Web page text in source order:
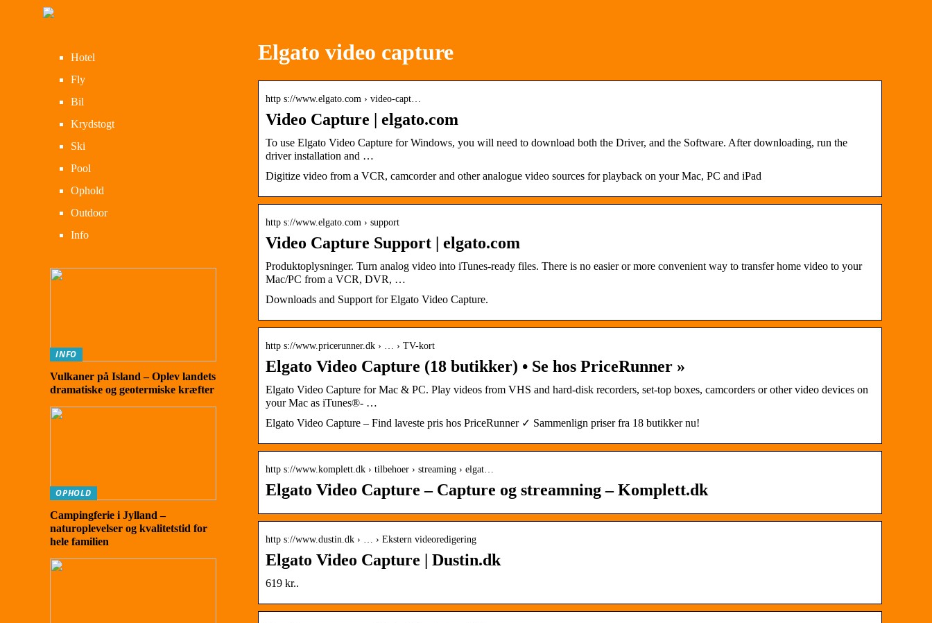
Elgato video capture
http s://www.elgato.com › video-capt…
Video Capture | elgato.com
To use Elgato Video Capture for Windows, you will need to download both the Driver, and the Software. After downloading, run the
driver installation and …
Digitize video from a VCR, camcorder and other analogue video sources for playback on your Mac, PC and iPad
http s://www.elgato.com › support
Video Capture Support | elgato.com
Produktoplysninger. Turn analog video into iTunes-ready files. There is no easier or more convenient way to transfer home video to your
Mac/PC from a VCR, DVR, …
Downloads and Support for Elgato Video Capture.
http s://www.pricerunner.dk › … › TV-kort
Elgato Video Capture (18 butikker) • Se hos PriceRunner »
Elgato Video Capture for Mac & PC. Play videos from VHS and hard-disk recorders, set-top boxes, camcorders or other video devices on
your Mac as iTunes®- …
Elgato Video Capture – Find laveste pris hos PriceRunner ✓ Sammenlign priser fra 18 butikker nu!
http s://www.komplett.dk › tilbehoer › streaming › elgat…
Elgato Video Capture – Capture og streamning – Komplett.dk
http s://www.dustin.dk › … › Ekstern videoredigering
Elgato Video Capture | Dustin.dk
619 kr..
Hotel
Fly
Bil
Krydstogt
Ski
Pool
Ophold
Outdoor
Info
INFO
Vulkaner på Island – Oplev landets
dramatiske og geotermiske kræfter
OPHOLD
Campingferie i Jylland –
naturoplevelser og kvalitetstid for
hele familien